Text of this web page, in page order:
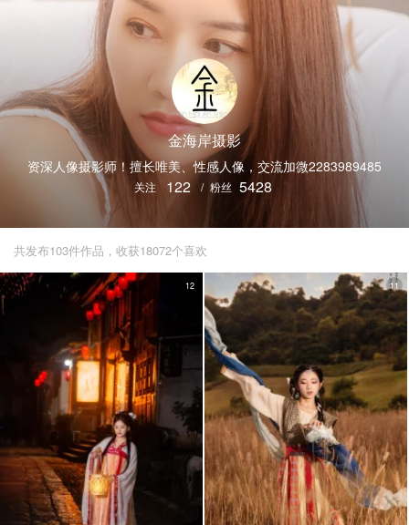
金海岸摄影
资深人像摄影师！擅长唯美、性感人像，交流加微2283989485
关注 122 / 粉丝 5428
共发布103件作品，收获18072个喜欢
12 11